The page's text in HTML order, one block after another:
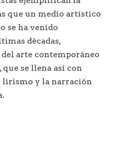
que un medio artístico
se ha venido
décadas,
arte contemporáneo
se llena así con
lirismo y la narración